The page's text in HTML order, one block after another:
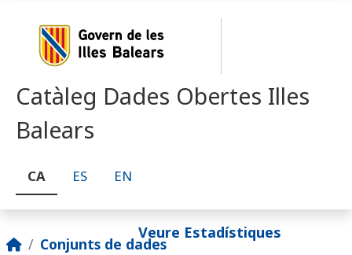
Catàleg Dades Obertes Illes
Balears
CA ES EN
Veure Estadístiques
Conjunts de dades